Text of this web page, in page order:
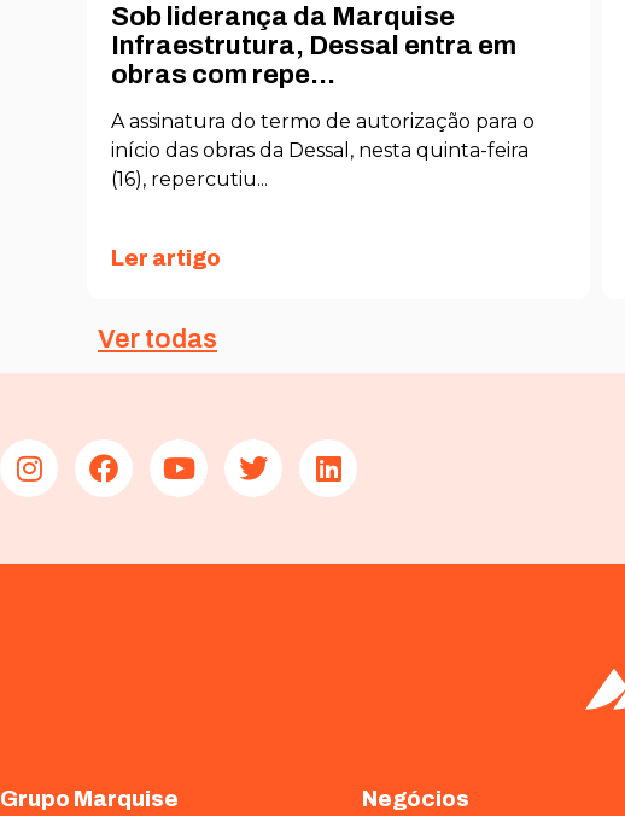
Sob liderança da Marquise
Infraestrutura, Dessal entra em
obras com repe...
A assinatura do termo de autorização para o
início das obras da Dessal, nesta quinta-feira
(16), repercutiu...
Ler artigo
Ver todas
Grupo Marquise Negócios